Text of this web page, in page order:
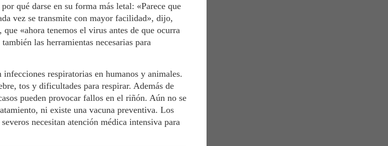
qué darse en su forma más letal: «Parece que
vez se transmite con mayor facilidad», dijo,
que «ahora tenemos el virus antes de que ocurra
las herramientas necesarias para
infecciones respiratorias en humanos y animales.
tos y dificultades para respirar. Además de
pueden provocar fallos en el riñón. Aún no se
ni existe una vacuna preventiva. Los
necesitan atención médica intensiva para